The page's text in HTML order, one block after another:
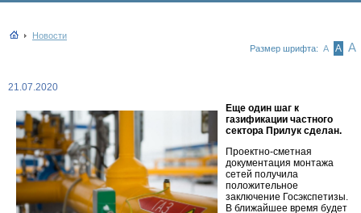
Новости
Размер шрифта: А А А
21.07.2020
Еще один шаг к
газификации частного
сектора Прилук сделан.
Проектно-сметная
документация монтажа
сетей получила
положительное
заключение Госэкспетизы.
В ближайшее время будет